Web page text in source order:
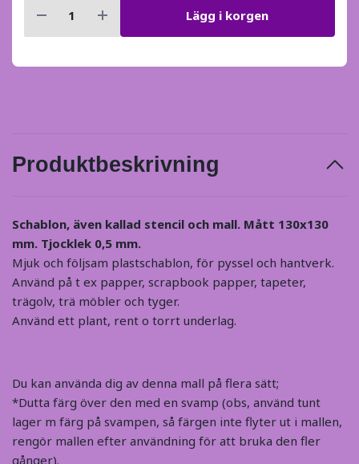
Lägg i korgen
Produktbeskrivning
Schablon, även kallad stencil och mall. Mått 130x130
mm. Tjocklek 0,5 mm.
Mjuk och följsam plastschablon, för pyssel och hantverk.
Använd på t ex papper, scrapbook papper, tapeter,
trägolv, trä möbler och tyger.
Använd ett plant, rent o torrt underlag.
Du kan använda dig av denna mall på flera sätt;
*Dutta färg över den med en svamp (obs, använd tunt
lager m färg på svampen, så färgen inte flyter ut i mallen,
rengör mallen efter användning för att bruka den fler
gånger).